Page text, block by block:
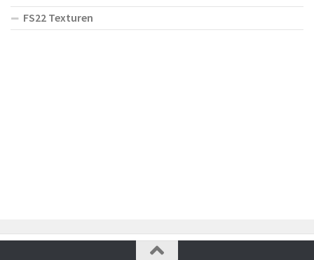
FS22 Texturen